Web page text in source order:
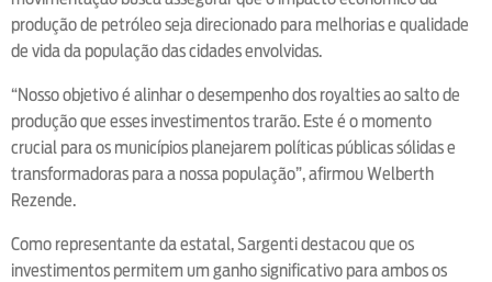
produção de petróleo seja direcionado para melhorias e qualidade
de vida da população das cidades envolvidas.
“Nosso objetivo é alinhar o desempenho dos royalties ao salto de
produção que esses investimentos trarão. Este é o momento
crucial para os municípios planejarem políticas públicas sólidas e
transformadoras para a nossa população”, afirmou Welberth
Rezende.
Como representante da estatal, Sargenti destacou que os
investimentos permitem um ganho significativo para ambos os